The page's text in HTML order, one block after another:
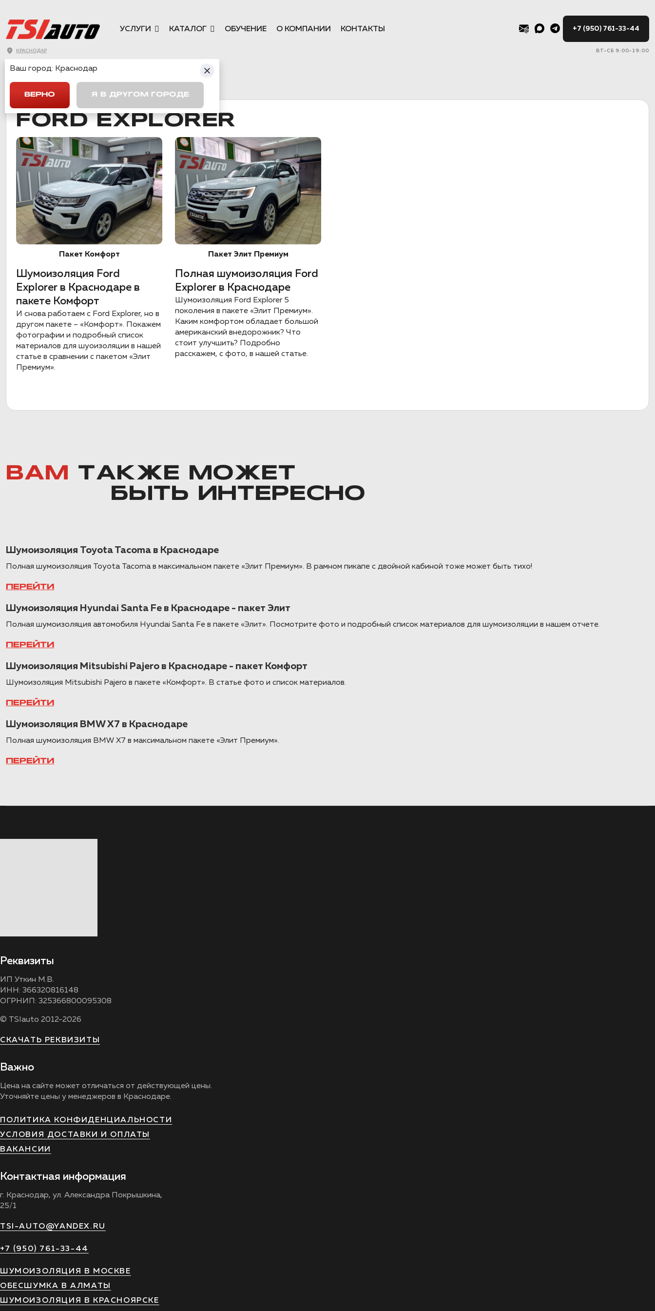
КРАСНОДАР
УСЛУГИ КАТАЛОГ ОБУЧЕНИЕ О КОМПАНИИ КОНТАКТЫ +7 (950) 761-33-44
ВТ-СБ 9:00-19:00
ГЛАВНАЯ → FORD → FORD EXPLORER
FORD EXPLORER
Пакет Комфорт
Шумоизоляция Ford
Explorer в Краснодаре в
пакете Комфорт
И снова работаем с Ford Explorer, но в
другом пакете – «Комфорт». Покажем
фотографии и подробный список
материалов для шуоизоляции в нашей
статье в сравнении с пакетом «Элит
Премиум».
Пакет Элит Премиум
Полная шумоизоляция Ford
Explorer в Краснодаре
Шумоизоляция Ford Explorer 5
поколения в пакете «Элит Премиум».
Каким комфортом обладает большой
американский внедорожник? Что
стоит улучшить? Подробно
расскажем, с фото, в нашей статье.
ВАМ
ТАКЖЕ МОЖЕТ
БЫТЬ ИНТЕРЕСНО
Шумоизоляция Toyota Tacoma в Краснодаре
Полная шумоизоляция Toyota Tacoma в максимальном пакете «Элит Премиум». В рамном пикапе с двойной кабиной тоже может быть тихо!
ПЕРЕЙТИ
Шумоизоляция Hyundai Santa Fe в Краснодаре - пакет Элит
Полная шумоизоляция автомобиля Hyundai Santa Fe в пакете «Элит». Посмотрите фото и подробный список материалов для шумоизоляции в нашем отчете.
ПЕРЕЙТИ
Шумоизоляция Mitsubishi Pajero в Краснодаре - пакет Комфорт
Шумоизоляция Mitsubishi Pajero в пакете «Комфорт». В статье фото и список материалов.
ПЕРЕЙТИ
Шумоизоляция BMW X7 в Краснодаре
Полная шумоизоляция BMW X7 в максимальном пакете «Элит Премиум».
ПЕРЕЙТИ
Реквизиты
ИП Уткин М.В.
ИНН: 366320816148
ОГРНИП: 325366800095308
© TSIauto 2012-2026
СКАЧАТЬ РЕКВИЗИТЫ
Важно
Цена на сайте может отличаться от действующей цены.
Уточняйте цены у менеджеров в Краснодаре.
ПОЛИТИКА КОНФИДЕНЦИАЛЬНОСТИ
УСЛОВИЯ ДОСТАВКИ И ОПЛАТЫ
ВАКАНСИИ
Контактная информация
г. Краснодар, ул. Александра Покрышкина,
25/1
TSI-AUTO@YANDEX.RU
+7 (950) 761-33-44
ШУМОИЗОЛЯЦИЯ В МОСКВЕ
ОБЕСШУМКА В АЛМАТЫ
ШУМОИЗОЛЯЦИЯ В КРАСНОЯРСКЕ
Ваш город: Краснодар
ВЕРНО Я В ДРУГОМ ГОРОДЕ